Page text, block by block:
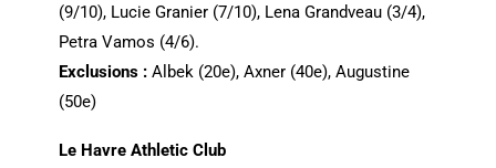
(9/10), Lucie Granier (7/10), Lena Grandveau (3/4),
Petra Vamos (4/6).
Exclusions :Albek (20e), Axner (40e), Augustine
(50e)
Le Havre Athletic Club